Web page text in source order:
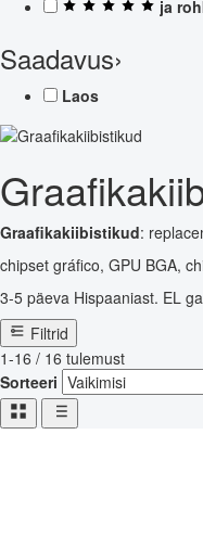
ja
Saadavus›
Laos
Graafikakiibistikud:
chipset gráfico, GPU BGA,
3-5 päeva Hispaaniast. EL
Filtrid
1-16 / 16 tulemust
Sorteeri